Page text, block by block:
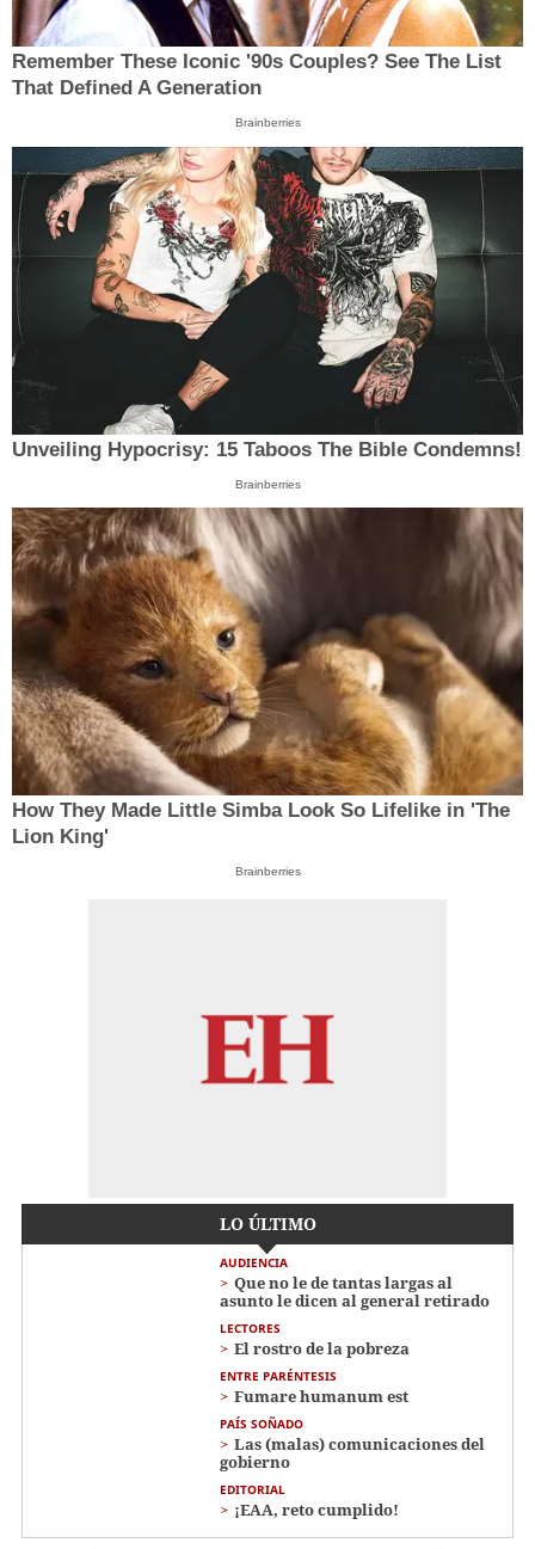
Remember These Iconic '90s Couples? See The List
That Defined A Generation
Brainberries
Unveiling Hypocrisy: 15 Taboos The Bible Condemns!
Brainberries
How They Made Little Simba Look So Lifelike in 'The
Lion King'
Brainberries
LO ÚLTIMO
AUDIENCIA
Que no le de tantas largas al
asunto le dicen al general retirado
LECTORES
El rostro de la pobreza
ENTRE PARÉNTESIS
Fumare humanum est
PAÍS SOÑADO
Las (malas) comunicaciones del
gobierno
EDITORIAL
¡EAA, reto cumplido!